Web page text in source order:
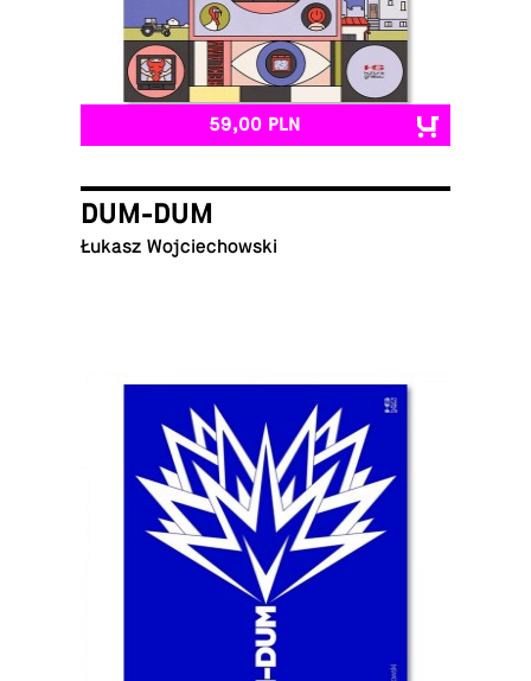
59,00 PLN
DUM-DUM
Łukasz Wojciechowski